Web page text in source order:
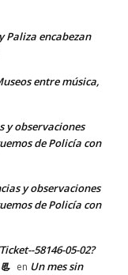
Paliza encabezan
entre música,
y observaciones
de Policía con
y observaciones
de Policía con
58146-05-02?
en Un mes sin